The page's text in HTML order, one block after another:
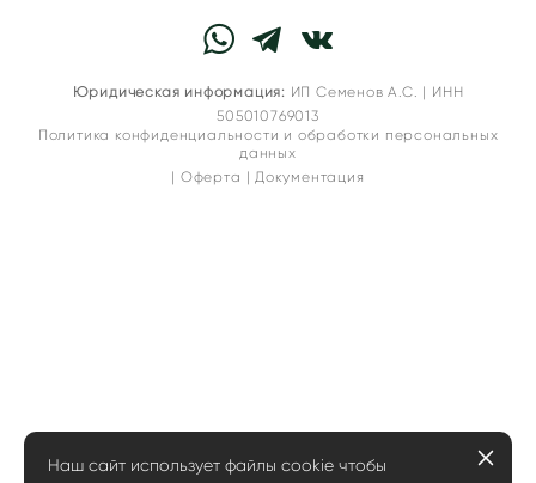
Юридическая информация: ИП Семенов А.С. | ИНН
505010769013
Политика конфиденциальности и обработки персональных
данных
| Оферта |Документация
Наш сайт использует файлы cookie чтобы